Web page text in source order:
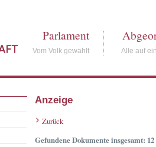
Parlament
Vom Volk gewählt Alle auf
Anzeige
Zurück
Gefundene Dokumente insgesamt: 12